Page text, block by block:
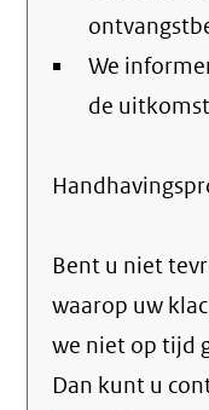
We
de
Bent u niet
waarop uw
we niet op tijd
Dan kunt u